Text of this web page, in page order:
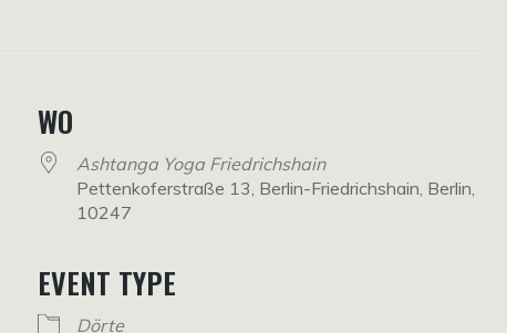
WO
Ashtanga Yoga Friedrichshain
Pettenkoferstraße 13, Berlin-Friedrichshain, Berlin,
10247
EVENT TYPE
Dörte